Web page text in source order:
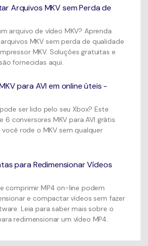
Arquivos MKV sem Perda de
arquivo de vídeo MKV? Aprenda
MKV sem perda de qualidade
MKV. Soluções gratuitas e
fornecidas aqui.
para AVI em online úteis -
ser lido pelo seu Xbox? Este
6 conversores MKV para AVI grátis
rode o MKV sem qualquer
para Redimensionar Vídeos
comprimir MP4 on-line podem
e compactar vídeos sem fazer
Leia para saber mais sobre o
redimensionar um vídeo MP4.